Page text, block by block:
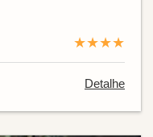
★★★★
Detalhe